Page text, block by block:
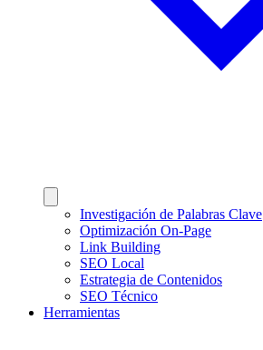
Investigación de Palabras Clave
Optimización On-Page
Link Building
SEO Local
Estrategia de Contenidos
SEO Técnico
Herramientas